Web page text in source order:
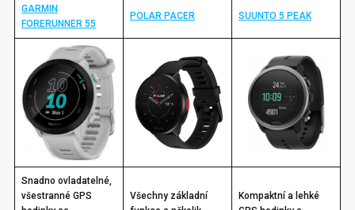
GARMIN
FORERUNNER 55
POLAR PACER SUUNTO 5 PEAK
Snadno ovladatelné,
všestranné GPS
Všechny základní
Kompaktní a lehké